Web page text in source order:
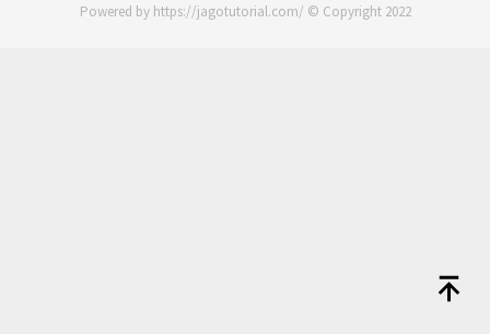
Powered by https://jagotutorial.com/ © Copyright 2022